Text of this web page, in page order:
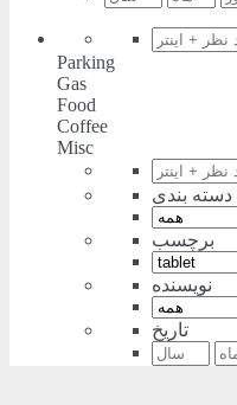
Parking
Gas
Food
Coffee
Misc
دسته بندی
برچسب
نویسنده
تاریخ